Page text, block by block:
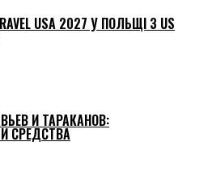
USA 2027 У ПОЛЬЩІ З US
И ТАРАКАНОВ:
СРЕДСТВА